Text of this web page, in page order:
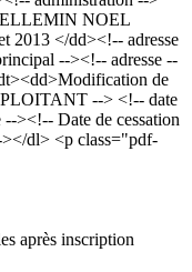
NOEL
2013 </dd><!-- adresse
--><!-- adresse --
de
--> <!-- date
><!-- Date de cessation
dl> <p class="pdf-
après inscription